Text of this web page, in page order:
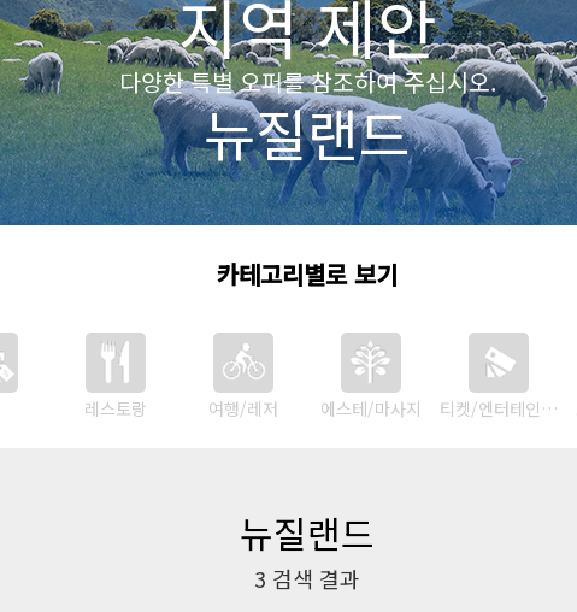
지역 제안
다양한 특별 오퍼를 참조하여 주십시오.
뉴질랜드
카테고리별로 보기
레스토랑 여행/레저 에스테/마사지 티켓/엔터테인먼트
뉴질랜드
3 검색 결과